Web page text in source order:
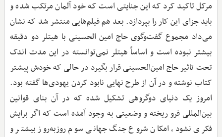
مرکل تاکید کرد که این جنایتی است که خود آلمان مرتکب شده و
باید جزای این کار را بپردازد. بعد هم فیلم‌هایی منتشر شد که نشان
می‌داد مجموع گفت‌وگوی حاج امین الحسینی با هیتلر دو دقیقه
بیشتر نبوده است و اساساً هیتلر نمی‌توانسته در این مدت اندک
تحت تاثیر حاج امین‌الحسینی قرار بگیرد در حالی که خودش پیشتر
کتاب نوشته و در آن از طرح نهایی نابود کردن یهودی‌ها گفته بود.
امروز یک دنیای دوگروهی تشکیل شده که در آن بنای قوانین
بین‌المللی فرو ریخته و وضعیتی به وجود آمده است که اگر برایش
فکری نشود، امکان شروع جنگ جهانی سوم روزبه‌روز بیشتر و